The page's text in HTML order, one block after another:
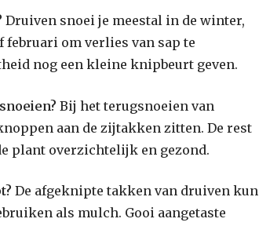
Druiven snoei je meestal in de winter,
februari om verlies van sap te
nog een kleine knipbeurt geven.
Bij het terugsnoeien van
aan de zijtakken zitten. De rest
plant overzichtelijk en gezond.
De afgeknipte takken van druiven kun
als mulch. Gooi aangetaste